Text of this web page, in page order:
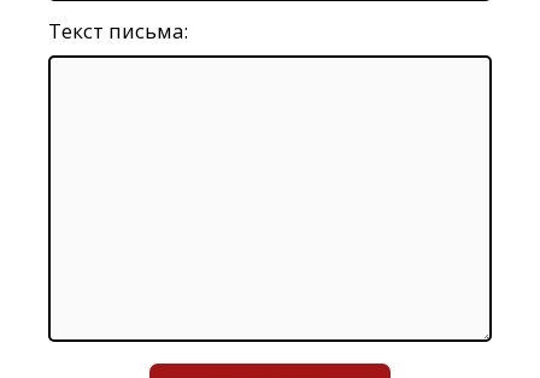
Текст письма: